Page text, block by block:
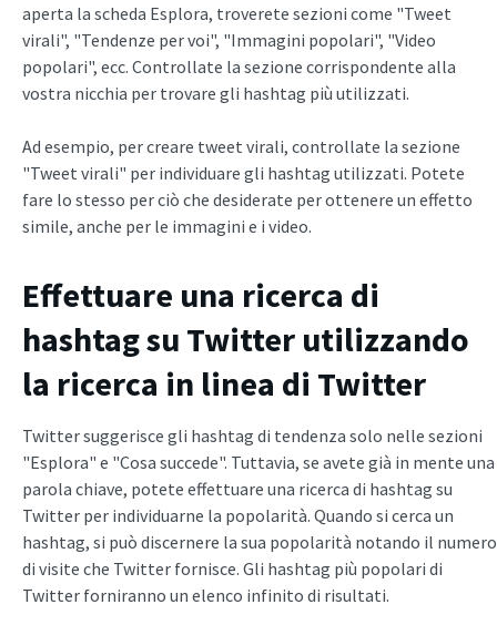
aperta la scheda Esplora, troverete sezioni come "Tweet
virali", "Tendenze per voi", "Immagini popolari", "Video
popolari", ecc. Controllate la sezione corrispondente alla
vostra nicchia per trovare gli hashtag più utilizzati.
Ad esempio, per creare tweet virali, controllate la sezione
"Tweet virali" per individuare gli hashtag utilizzati. Potete
fare lo stesso per ciò che desiderate per ottenere un effetto
simile, anche per le immagini e i video.
Effettuare una ricerca di
hashtag su Twitter utilizzando
la ricerca in linea di Twitter
Twitter suggerisce gli hashtag di tendenza solo nelle sezioni
"Esplora" e "Cosa succede". Tuttavia, se avete già in mente una
parola chiave, potete effettuare una ricerca di hashtag su
Twitter per individuarne la popolarità. Quando si cerca un
hashtag, si può discernere la sua popolarità notando il numero
di visite che Twitter fornisce. Gli hashtag più popolari di
Twitter forniranno un elenco infinito di risultati.